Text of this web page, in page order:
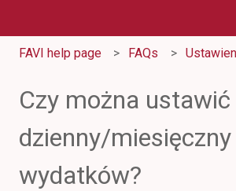
FAVI help page FAQs
Czy można ustawić
dzienny/
wydatków?